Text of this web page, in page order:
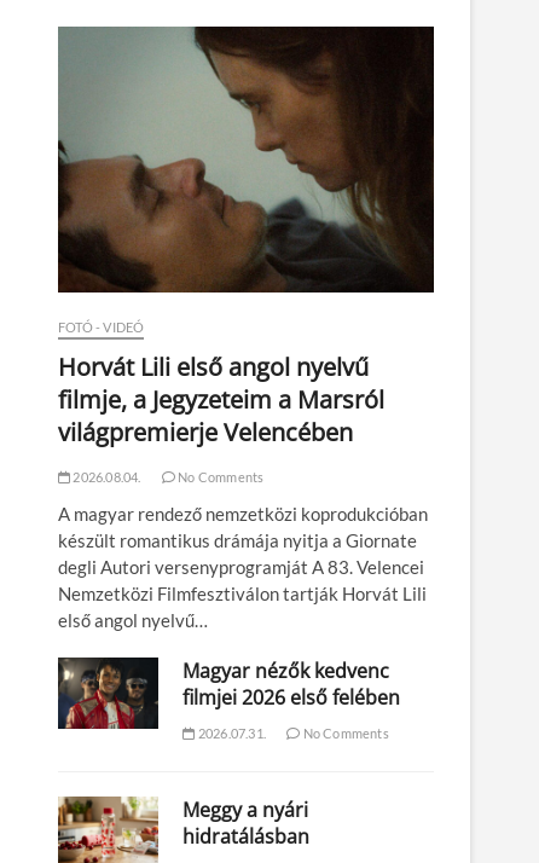
FOTÓ - VIDEÓ
Horvát Lili első angol nyelvű
filmje, a Jegyzeteim a Marsról
világpremierje Velencében
2026.08.04. No Comments
A magyar rendező nemzetközi koprodukcióban
készült romantikus drámája nyitja a Giornate
degli Autori versenyprogramját A 83. Velencei
Nemzetközi Filmfesztiválon tartják Horvát Lili
első angol nyelvű…
Magyar nézők kedvenc
filmjei 2026 első felében
2026.07.31. No Comments
Meggy a nyári
hidratálásban